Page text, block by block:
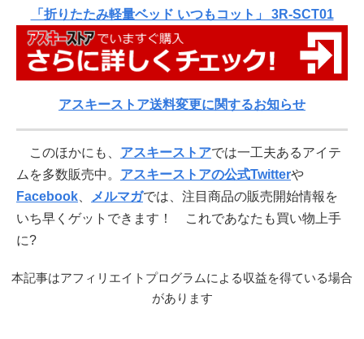
「折りたたみ軽量ベッド いつもコット」 3R-SCT01
アスキーストア送料変更に関するお知らせ
このほかにも、 アスキーストアでは一工夫あるアイテ
ムを多数販売中。 アスキーストアの公式Twitterや
Facebook
メルマガでは、注目商品の販売開始情報を
いち早くゲットできます！ これであなたも買い物上手
に?
本記事はアフィリエイトプログラムによる収益を得ている場合
があります